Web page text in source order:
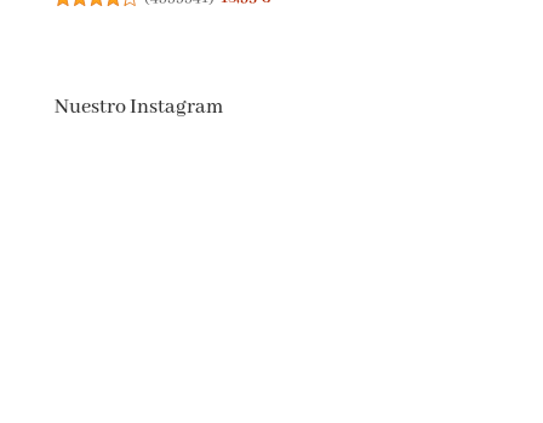
Nuestro Instagram